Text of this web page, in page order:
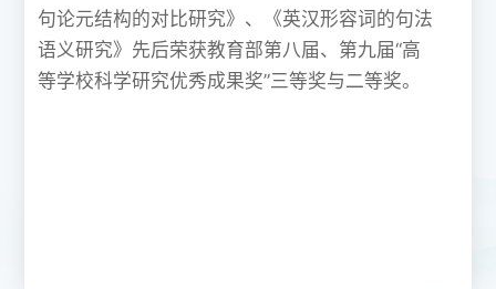
句论元结构的对比研究》、《英汉形容词的句法
语义研究》先后荣获教育部第八届、第九届“高
等学校科学研究优秀成果奖”三等奖与二等奖。